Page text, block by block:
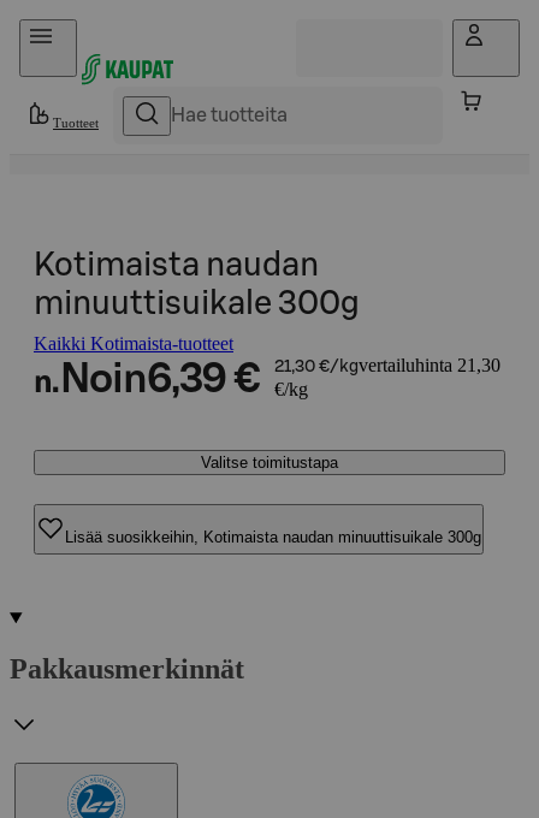
Hyppää sisältöön
Tuotteet
Kotimaista naudan
minuuttisuikale 300g
Kaikki Kotimaista-tuotteet
n. Noin6,39 € 21,30 €/kgvertailuhinta 21,30
€/kg
Valitse toimitustapa
Lisää suosikkeihin, Kotimaista naudan minuuttisuikale 300g
Pakkausmerkinnät